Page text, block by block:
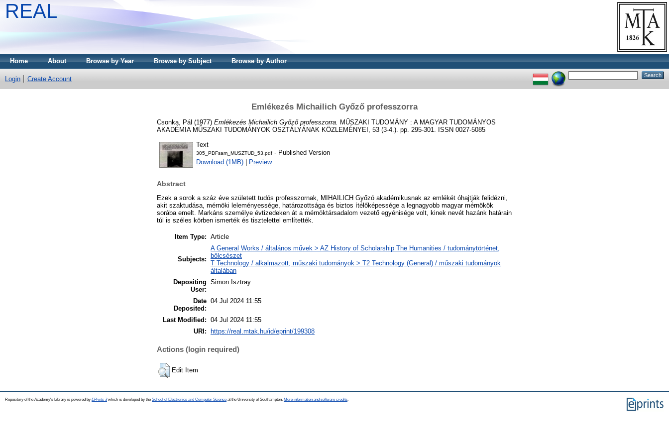
REAL
Home About Browse by Year Browse by Subject Browse by Author
Login Create Account
Emlékezés Michailich Győző professzorra
Csonka, Pál (1977) Emlékezés Michailich Győző professzorra. MŰSZAKI TUDOMÁNY : A MAGYAR TUDOMÁNYOS
AKADÉMIA MŰSZAKI TUDOMÁNYOK OSZTÁLYÁNAK KÖZLEMÉNYEI, 53 (3-4.). pp. 295-301. ISSN 0027-5085
Text
305_PDFsam_MUSZTUD_53.pdf - Published Version
Download (1MB)
Preview
Abstract
Ezek a sorok a száz éve született tudós professzornak, MIHAILICH Győzó akadémikusnak az emlékét óhajtják felidézni,
akit szaktudása, mérnöki leleményessége, határozottsága és biztos ítélőképessége a legnagyobb magyar mérnökök
sorába emelt. Markáns személye évtizedeken át a mérnöktársadalom vezető egyénisége volt, kinek nevét hazánk határain
túl is széles körben ismerték és tisztelettel említették.
Item Type: Article
Subjects:
A General Works / általános művek > AZ History of Scholarship The Humanities / tudománytörténet,
bölcsészet
T Technology / alkalmazott, műszaki tudományok > T2 Technology (General) / műszaki tudományok
általában
Depositing
User:
Simon Isztray
Date
Deposited:
04 Jul 2024 11:55
Last Modified: 04 Jul 2024 11:55
URI: https://real.mtak.hu/id/eprint/199308
Actions (login required)
Edit Item
Repository of the Academy's Library is powered by EPrints 3which is developed by the School of Electronics and Computer Science at the University of Southampton. More information and software credits